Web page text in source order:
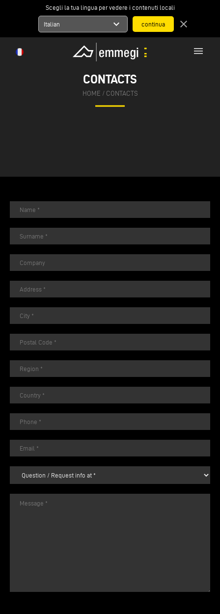
Scegli la tua lingua per vedere i contenuti locali
Italian expand_more close
menu
CONTACTS
HOME / CONTACTS